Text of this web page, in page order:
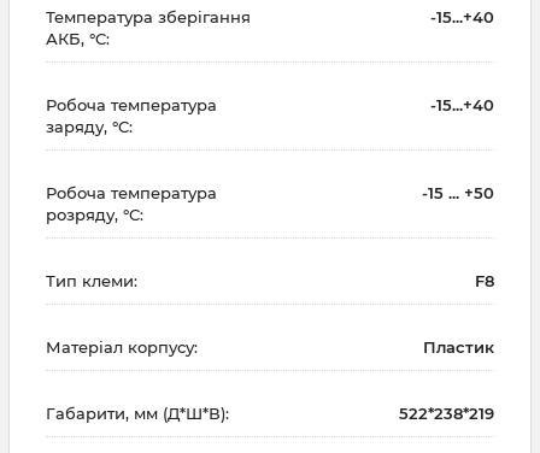
Температура зберігання
АКБ, °C:
-15...+40
Робоча температура
заряду, °C:
-15...+40
Робоча температура
розряду, °C:
-15 ... +50
Тип клеми: F8
Матеріал корпусу: Пластик
Габарити, мм (Д*Ш*В): 522*238*219